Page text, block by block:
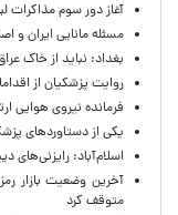
آغاز دور سوم مذاکرات
مسئله مانایی ایران و
بغداد: نباید از خاک
روایت پزشکیان از
فرمانده نیروی هوایی
یکی از دستاوردهای
اسلام‌آباد: رایزنی‌های
متوقف کرد